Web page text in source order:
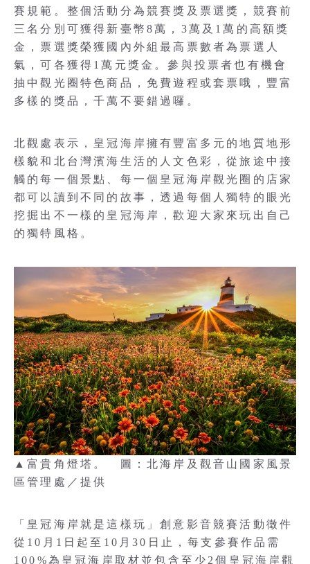
賽規範。整個活動分為競賽獎及票選獎，競賽前
三名分別可獲得新臺幣8萬，3萬及1萬的高額獎
金，票選獎榮獲國內外組最高票數者為票選人
氣，可各獲得1萬元獎金。參與投票者也有機會
抽中觀光圈特色商品，免費遊程或套票哦，豐富
多樣的獎品，千萬不要錯過囉。
北觀處表示，皇冠海岸擁有豐富多元的地質地形
樣貌和北台灣濱海生活的人文色彩，從旅途中接
觸的每一個景點、每一個皇冠海岸觀光圈的店家
都可以讀到不同的故事，透過每個人獨特的眼光
挖掘出不一樣的皇冠海岸，歡迎大家來玩出自己
的獨特風格。
▲富貴角燈塔。 圖：北海岸及觀音山國家風景
區管理處／提供
「皇冠海岸就是這樣玩」創意影音競賽活動徵件
從10月1日起至10月30日止，每支參賽作品需
100%為皇冠海岸取材並包含至少2個皇冠海岸觀